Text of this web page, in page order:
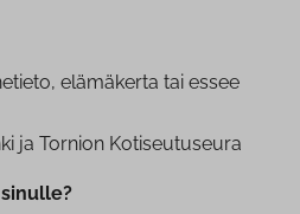
elämäkerta tai essee
ja Tornion Kotiseutuseura